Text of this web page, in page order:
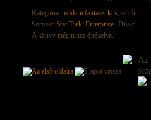
Kategória: modern fantasztikus, sci-fi
Sorozat: Star Trek: Enterprise | Díjak:
A könyv még nincs értékelve.